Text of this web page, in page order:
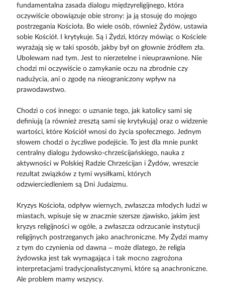
fundamentalna zasada dialogu międzyreligijnego, która
oczywiście obowiązuje obie strony: ja ją stosuję do mojego
postrzegania Kościoła. Bo wiele osób, również Żydów, ustawia
sobie Kościół. I krytykuje. Są i Żydzi, którzy mówiąc o Kościele
wyrażają się w taki sposób, jakby był on głownie źródłem zła.
Ubolewam nad tym. Jest to nierzetelne i nieuprawnione. Nie
chodzi mi oczywiście o zamykanie oczu na zbrodnie czy
nadużycia, ani o zgodę na nieograniczony wpływ na
prawodawstwo.
Chodzi o coś innego: o uznanie tego, jak katolicy sami się
definiują (a również zresztą sami się krytykują) oraz o widzenie
wartości, które Kościół wnosi do życia społecznego. Jednym
słowem chodzi o życzliwe podejście. To jest dla mnie punkt
centralny dialogu żydowsko-chrześcijańskiego, nauka z
aktywności w Polskiej Radzie Chrześcijan i Żydów, wreszcie
rezultat związków z tymi wysiłkami, których
odzwierciedleniem są Dni Judaizmu.
Kryzys Kościoła, odpływ wiernych, zwłaszcza młodych ludzi w
miastach, wpisuje się w znacznie szersze zjawisko, jakim jest
kryzys religijności w ogóle, a zwłaszcza odrzucanie instytucji
religijnych postrzeganych jako anachroniczne. My Żydzi mamy
z tym do czynienia od dawna – może dlatego, że religia
żydowska jest tak wymagająca i tak mocno zagrożona
interpretacjami tradycjonalistycznymi, które są anachroniczne.
Ale problem mamy wszyscy.